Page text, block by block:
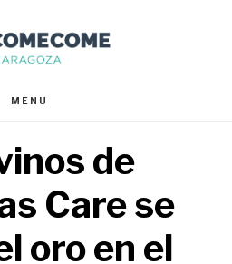
MENU
de
Care se
oro en el